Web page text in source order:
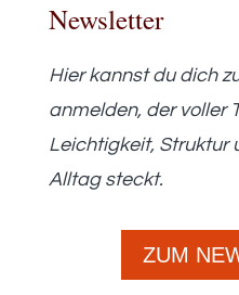
Newsletter
Hier kannst du dich
anmelden, der voller
Leichtigkeit, Struktur
Alltag steckt.
ZUM